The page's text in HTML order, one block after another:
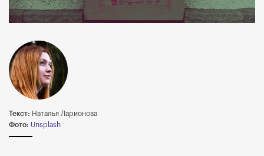
Текст: Наталья Ларионова
Фото: Unsplash